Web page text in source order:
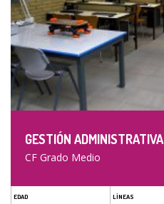
GESTIÓN ADMINISTRATIVA
CF Grado Medio
EDAD LÍNEAS